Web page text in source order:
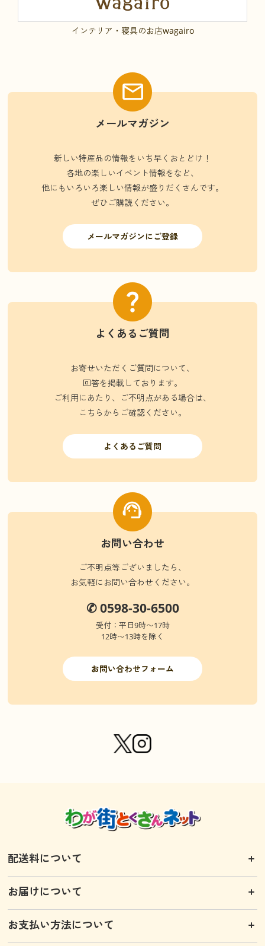
インテリア・寝具のお店wagairo
メールマガジン
新しい特産品の情報をいち早くおとどけ！
各地の楽しいイベント情報をなど、
他にもいろいろ楽しい情報が盛りだくさんです。
ぜひご購読ください。
メールマガジンにご登録
よくあるご質問
お寄せいただくご質問について、
回答を掲載しております。
ご利用にあたり、ご不明点がある場合は、
こちらからご確認ください。
よくあるご質問
お問い合わせ
ご不明点等ございましたら、
お気軽にお問い合わせください。
✆ 0598-30-6500
受付：平日9時〜17時
12時〜13時を除く
お問い合わせフォーム
配送料について
お届けについて
お支払い方法について